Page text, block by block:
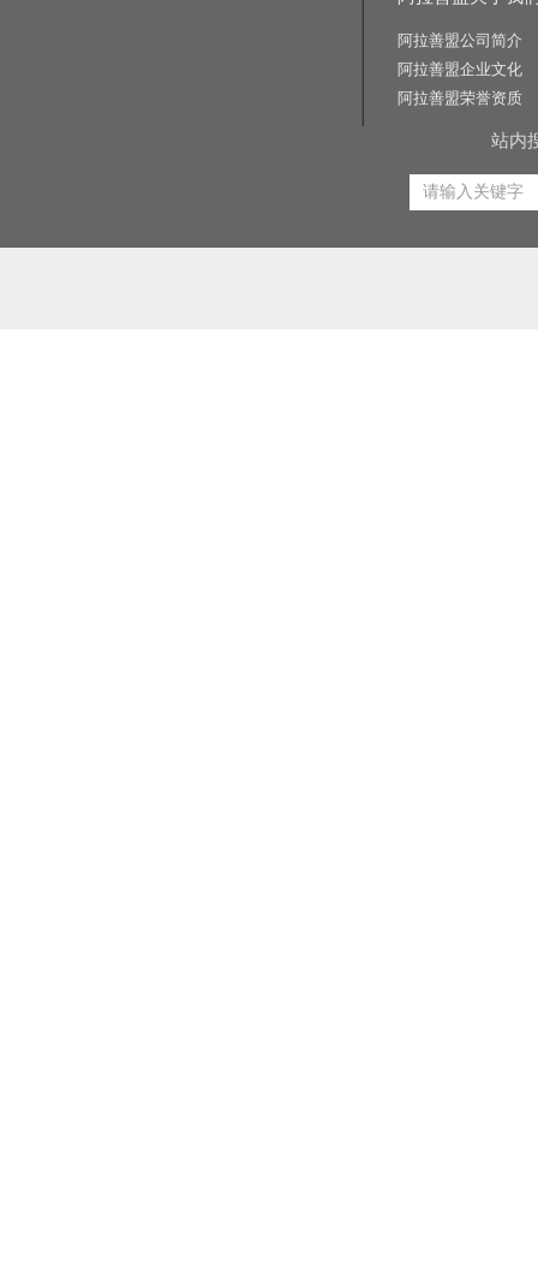
阿拉善盟公司简介
阿拉善盟企业文化
阿拉善盟荣誉资质
站内